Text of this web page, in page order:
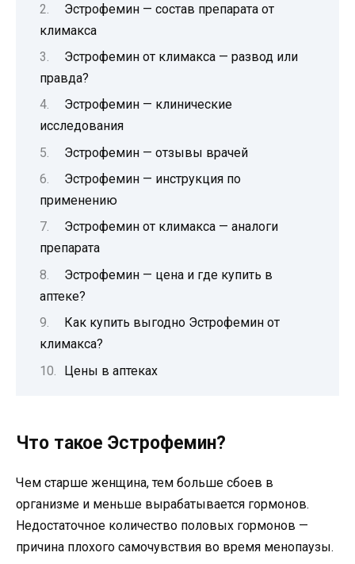
Эстрофемин — состав препарата от
климакса
Эстрофемин от климакса — развод или
правда?
Эстрофемин — клинические
исследования
Эстрофемин — отзывы врачей
Эстрофемин — инструкция по
применению
Эстрофемин от климакса — аналоги
препарата
Эстрофемин — цена и где купить в
аптеке?
Как купить выгодно Эстрофемин от
климакса?
Цены в аптеках
Что такое Эстрофемин?
Чем старше женщина, тем больше сбоев в
организме и меньше вырабатывается гормонов.
Недостаточное количество половых гормонов —
причина плохого самочувствия во время менопаузы.